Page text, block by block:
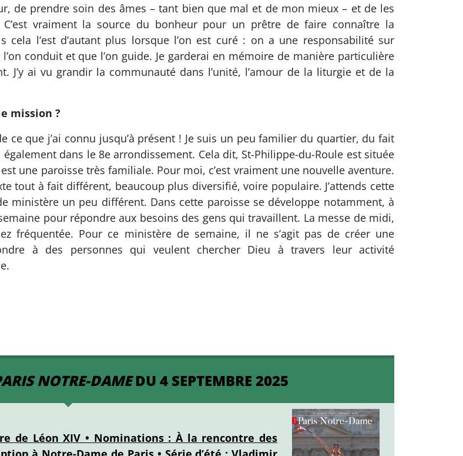
de prendre soin des âmes – tant bien que mal et de mon mieux – et de les
vraiment la source du bonheur pour un prêtre de faire connaître la
cela l’est d’autant plus lorsque l’on est curé : on a une responsabilité sur
conduit et que l’on guide. Je garderai en mémoire de manière particulière
J’y ai vu grandir la communauté dans l’unité, l’amour de la liturgie et de la
mission ?
ce que j’ai connu jusqu’à présent ! Je suis un peu familier du quartier, du fait
dans le 8e arrondissement. Cela dit, St-Philippe-du-Roule est située
une paroisse très familiale. Pour moi, c’est vraiment une nouvelle aventure.
tout à fait différent, beaucoup plus diversifié, voire populaire. J’attends cette
ministère un peu différent. Dans cette paroisse se développe notamment, à
pour répondre aux besoins des gens qui travaillent. La messe de midi,
fréquentée. Pour ce ministère de semaine, il ne s’agit pas de créer une
à des personnes qui veulent chercher Dieu à travers leur activité
NOTRE-DAMEDU 4 SEPTEMBRE 2025
de Léon XIV • Nominations : À la rencontre des